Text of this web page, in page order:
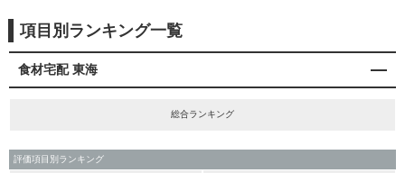
項目別ランキング一覧
食材宅配 東海
総合ランキング
評価項目別ランキング